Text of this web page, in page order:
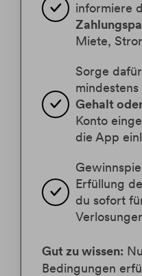
informiere
Miete,
Sorge
mindestens
Gehalt
Konto
die App
Erfüllung
du sofort
Gut zu wissen:
Bedingungen